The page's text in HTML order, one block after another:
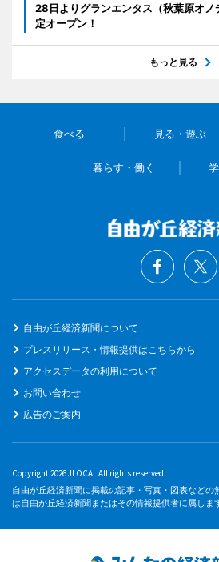
28日よりグランエンタス（秋葉原オノ
定オープン！
もっと見る
食べる 見る・遊ぶ
暮らす・働く
自由が丘経済新聞について
プレスリリース・情報提供はこちらから
アクセスデータの利用について
お問い合わせ
広告のご案内
Copyright 2026 JLOCAL All rights reserved.
自由が丘経済新聞に掲載の記事・写真・図表などの
は自由が丘経済新聞またはその情報提供者に属しま